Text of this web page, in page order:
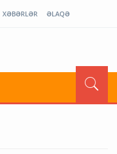
XƏBƏRLƏR ƏLAQƏ